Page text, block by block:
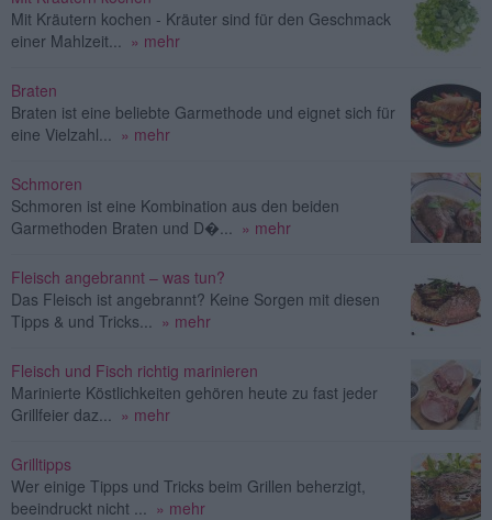
Mit Kräutern kochen - Kräuter sind für den Geschmack
einer Mahlzeit...
» mehr
Braten
Braten ist eine beliebte Garmethode und eignet sich für
eine Vielzahl...
» mehr
Schmoren
Schmoren ist eine Kombination aus den beiden
Garmethoden Braten und D�...
» mehr
Fleisch angebrannt – was tun?
Das Fleisch ist angebrannt? Keine Sorgen mit diesen
Tipps & und Tricks...
» mehr
Fleisch und Fisch richtig marinieren
Marinierte Köstlichkeiten gehören heute zu fast jeder
Grillfeier daz...
» mehr
Grilltipps
Wer einige Tipps und Tricks beim Grillen beherzigt,
beeindruckt nicht ...
» mehr